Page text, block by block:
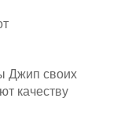
Джип своих
качеству